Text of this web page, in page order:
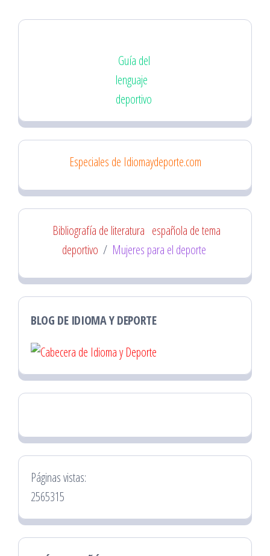
Guía del
lenguaje
deportivo
Especiales de Idiomaydeporte.com
Bibliografía de literatura española de tema
deportivo / Mujeres para el deporte
BLOG DE IDIOMA Y DEPORTE
Páginas vistas:
2565315